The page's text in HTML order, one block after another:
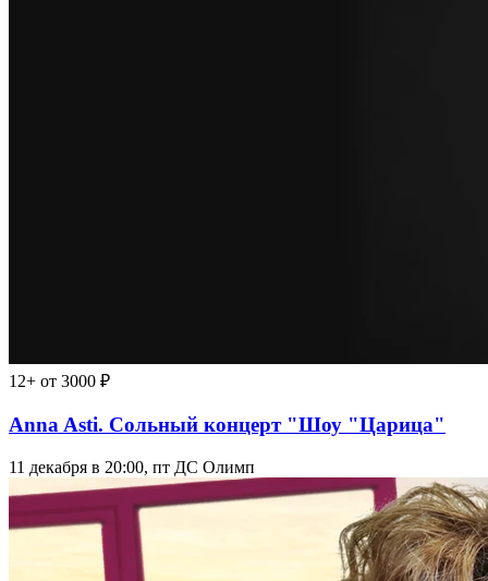
12+ от 3000 ₽
Anna Asti. Сольный концерт "Шоу "Царица"
11 декабря в 20:00, пт ДС Олимп